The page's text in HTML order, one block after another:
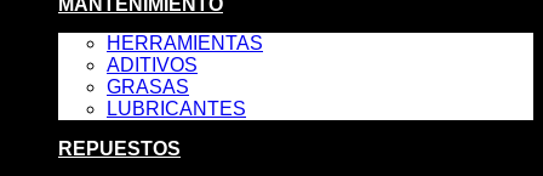
MANTENIMIENTO
HERRAMIENTAS
ADITIVOS
GRASAS
LUBRICANTES
REPUESTOS